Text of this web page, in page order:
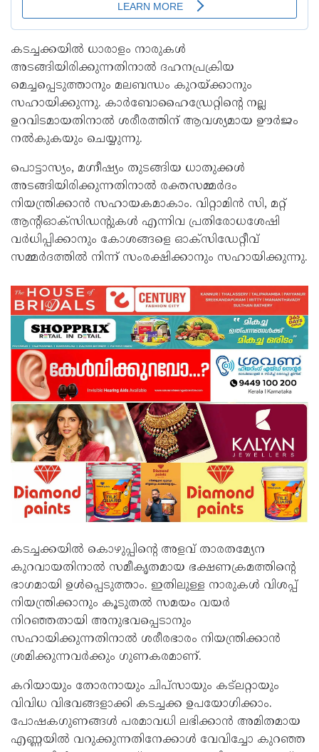
കടച്ചക്കയിൽ ധാരാളം നാരുകൾ
അടങ്ങിയിരിക്കുന്നതിനാൽ ദഹനപ്രക്രിയ
മെച്ചപ്പെടുത്താനും മലബന്ധം കുറയ്ക്കാനും
സഹായിക്കുന്നു. കാർബോഹൈഡ്രേറ്റിന്റെ നല്ല
ഉറവിടമായതിനാൽ ശരീരത്തിന് ആവശ്യമായ ഊർജം
നൽകുകയും ചെയ്യുന്നു.
പൊട്ടാസ്യം, മഗ്നീഷ്യം തുടങ്ങിയ ധാതുക്കൾ
അടങ്ങിയിരിക്കുന്നതിനാൽ രക്തസമ്മർദം
നിയന്ത്രിക്കാൻ സഹായകമാകാം. വിറ്റാമിൻ സി, മറ്റ്
ആന്റിഓക്സിഡന്റുകൾ എന്നിവ പ്രതിരോധശേഷി
വർധിപ്പിക്കാനും കോശങ്ങളെ ഓക്സിഡേറ്റീവ്
സമ്മർദത്തിൽ നിന്ന് സംരക്ഷിക്കാനും സഹായിക്കുന്നു.
കടച്ചക്കയിൽ കൊഴുപ്പിന്റെ അളവ് താരതമ്യേന
കുറവായതിനാൽ സമീകൃതമായ ഭക്ഷണക്രമത്തിന്റെ
ഭാഗമായി ഉൾപ്പെടുത്താം. ഇതിലുള്ള നാരുകൾ വിശപ്പ്
നിയന്ത്രിക്കാനും കൂടുതൽ സമയം വയർ
നിറഞ്ഞതായി അനുഭവപ്പെടാനും
സഹായിക്കുന്നതിനാൽ ശരീരഭാരം നിയന്ത്രിക്കാൻ
ശ്രമിക്കുന്നവർക്കും ഗുണകരമാണ്.
കറിയായും തോരനായും ചിപ്‌സായും കട്ലറ്റായും
വിവിധ വിഭവങ്ങളാക്കി കടച്ചക്ക ഉപയോഗിക്കാം.
പോഷകഗുണങ്ങൾ പരമാവധി ലഭിക്കാൻ അമിതമായ
എണ്ണയിൽ വറുക്കുന്നതിനേക്കാൾ വേവിച്ചോ കുറഞ്ഞ